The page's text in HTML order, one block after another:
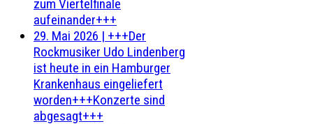
zum Viertelfinale
aufeinander+++
29. Mai 2026 | +++Der
Rockmusiker Udo Lindenberg
ist heute in ein Hamburger
Krankenhaus eingeliefert
worden+++Konzerte sind
abgesagt+++